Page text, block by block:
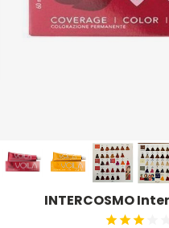
Artego
Astra
Aurore
Emulsioni
INTERCOSMO